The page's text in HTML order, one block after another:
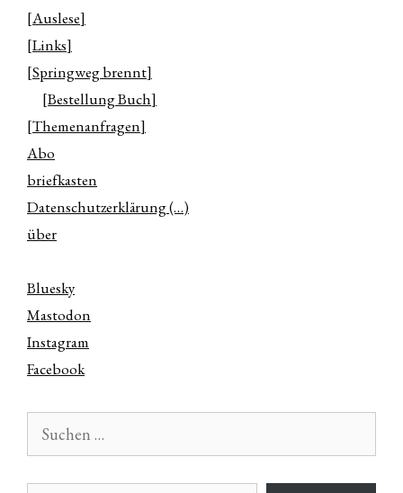
[Auslese]
[Links]
[Springweg brennt]
[Bestellung Buch]
[Themenanfragen]
Abo
briefkasten
Datenschutzerklärung (…)
über
Bluesky
Mastodon
Instagram
Facebook
nach:
E-Mail-Adresse